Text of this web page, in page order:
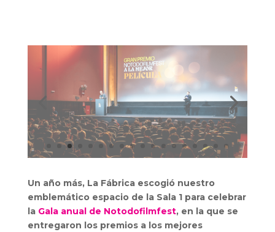
Un año más, La Fábrica escogió nuestro
emblemático espacio de la Sala 1 para celebrar
la Gala anual de Notodofilmfest, en la que se
entregaron los premios a los mejores